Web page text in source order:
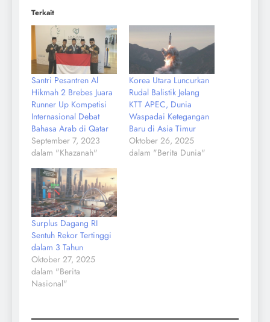
Terkait
Santri Pesantren Al
Hikmah 2 Brebes Juara
Runner Up Kompetisi
Internasional Debat
Bahasa Arab di Qatar
September 7, 2023
dalam "Khazanah"
Korea Utara Luncurkan
Rudal Balistik Jelang
KTT APEC, Dunia
Waspadai Ketegangan
Baru di Asia Timur
Oktober 26, 2025
dalam "Berita Dunia"
Surplus Dagang RI
Sentuh Rekor Tertinggi
dalam 3 Tahun
Oktober 27, 2025
dalam "Berita
Nasional"